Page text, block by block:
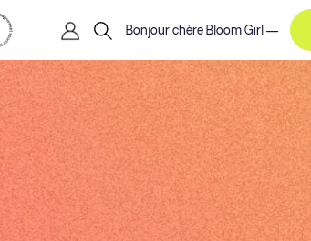
Bonjourchère Bloom Girl—